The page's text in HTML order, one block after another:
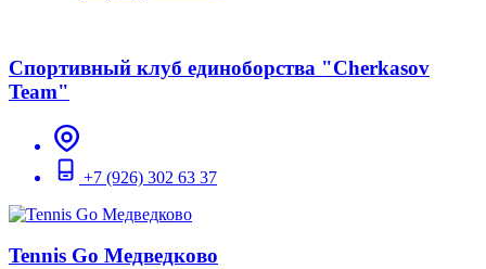
Спортивный клуб единоборства "Cherkasov
Team"
+7 (926) 302 63 37
Tennis Go Медведково